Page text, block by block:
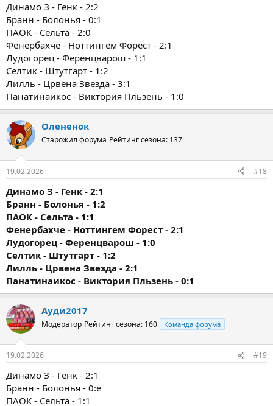
Динамо З - Генк - 2:2
Бранн - Болонья - 0:1
ПАОК - Сельта - 2:0
Фенербахче - Ноттингем Форест - 2:1
Лудогорец - Ференцварош - 1:1
Селтик - Штутгарт - 1:2
Лилль - Црвена Звезда - 3:1
Панатинаикос - Виктория Пльзень - 1:0
Олененок
Старожил форума Рейтинг сезона: 137
19.02.2026 #18
Динамо З - Генк - 2:1
Бранн - Болонья - 1:2
ПАОК - Сельта - 1:1
Фенербахче - Ноттингем Форест - 2:1
Лудогорец - Ференцварош - 1:0
Селтик - Штутгарт - 1:2
Лилль - Црвена Звезда - 2:1
Панатинаикос - Виктория Пльзень - 0:1
Ауди2017
Модератор Рейтинг сезона: 160 Команда форума
19.02.2026 #19
Динамо З - Генк - 2:1
Бранн - Болонья - 0:ё
ПАОК - Сельта - 1:1